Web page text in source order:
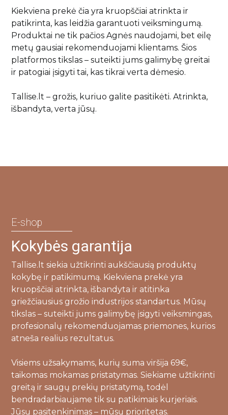
Savaiminio įdegio priemonės veidui
Makiažo rinkiniai
Rinkiniai su nuolaida
Prekiniai ženklai
Dovanų kuponai
VISOS PREKĖS
Kiekviena prekė čia yra kruopščiai atrinkta ir
patikrinta, kas leidžia garantuoti veiksmingumą.
Produktai ne tik pačios Agnės naudojami, bet eilę
metų gausiai rekomenduojami klientams. Šios
platformos tikslas – suteikti jums galimybę greitai
ir patogiai įsigyti tai, kas tikrai verta dėmesio.
Tallise.lt – grožis, kuriuo galite pasitikėti. Atrinkta,
išbandyta, verta jūsų.
E-shop
Kokybės garantija
Tallise.lt siekia užtikrinti aukščiausią produktų
kokybę ir patikimumą. Kiekviena prekė yra
kruopščiai atrinkta, išbandyta ir atitinka
griežčiausius grožio industrijos standartus. Mūsų
tikslas – suteikti jums galimybę įsigyti veiksmingas,
profesionalų rekomenduojamas priemones, kurios
atneša realius rezultatus.
Visiems užsakymams, kurių suma viršija 69€,
taikomas mokamas pristatymas. Siekiame užtikrinti
greitą ir saugų prekių pristatymą, todėl
bendradarbiaujame tik su patikimais kurjeriais.
Jūsų pasitenkinimas – mūsų prioritetas.